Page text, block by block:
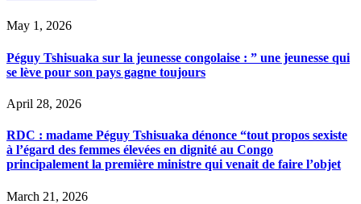
May 1, 2026
Péguy Tshisuaka sur la jeunesse congolaise : ” une jeunesse qui
se lève pour son pays gagne toujours
April 28, 2026
RDC : madame Péguy Tshisuaka dénonce “tout propos sexiste
à l’égard des femmes élevées en dignité au Congo
principalement la première ministre qui venait de faire l’objet
March 21, 2026